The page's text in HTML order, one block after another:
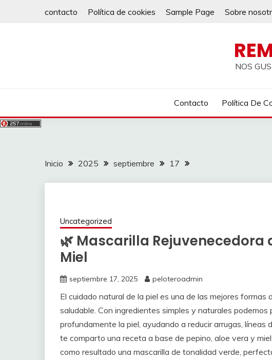
contacto Política de cookies Sample Page Sobre
NOS
Contacto Política De
Inicio 2025 septiembre 17
Uncategorized
🌿 Mascarilla Rejuvenecedora
Miel
septiembre 17, 2025 peloteroadmin
El cuidado natural de la piel es una de las mejores formas
saludable. Con ingredientes simples y naturales
profundamente la piel, ayudando a reducir arrugas, líneas
te comparto una receta a base de pepino, aloe vera y
como resultado una mascarilla de tonalidad verde,